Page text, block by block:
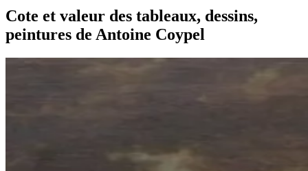
Cote et valeur des tableaux, dessins,
peintures de Antoine Coypel